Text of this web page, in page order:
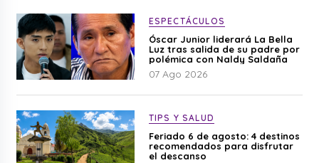
ESPECTÁCULOS
Óscar Junior liderará La Bella
Luz tras salida de su padre por
polémica con Naldy Saldaña
07 Ago 2026
TIPS Y SALUD
Feriado 6 de agosto: 4 destinos
recomendados para disfrutar
el descanso